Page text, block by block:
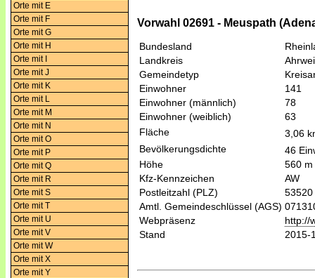
Orte mit E
Orte mit F
Orte mit G
Orte mit H
Orte mit I
Orte mit J
Orte mit K
Orte mit L
Orte mit M
Orte mit N
Orte mit O
Orte mit P
Orte mit Q
Orte mit R
Orte mit S
Orte mit T
Orte mit U
Orte mit V
Orte mit W
Orte mit X
Orte mit Y
Vorwahl 02691 - Meuspath
Bundesland
Landkreis
Gemeindetyp
Einwohner
141
Einwohner (männlich)
78
Einwohner (weiblich)
63
Fläche
3,06
Bevölkerungsdichte
46
Höhe
560 m
Kfz-Kennzeichen
AW
Postleitzahl (PLZ)
53520
Amtl. Gemeindeschlüssel (AGS)
Webpräsenz
http://
Stand
2015-